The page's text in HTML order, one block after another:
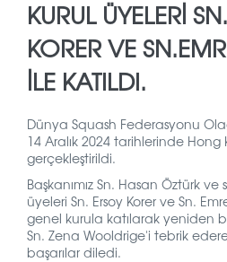
KURUL ÜYELERİ
KORER VE
İLE KATILDI.
Dünya Squash Federasyonu
14 Aralık 2024 tarihlerinde Hong
gerçekleştirildi.
Başkanımız Sn. Hasan Öztürk ve
üyeleri Sn. Ersoy Korer ve Sn.
genel kurula katılarak yeniden
Sn. Zena Wooldrige'i tebrik
başarılar diledi.